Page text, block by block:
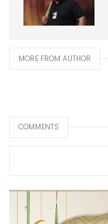
MORE FROM AUTHOR
COMMENTS